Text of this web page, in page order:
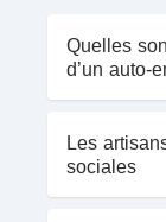
Quelles
d’un auto-
Les
sociales